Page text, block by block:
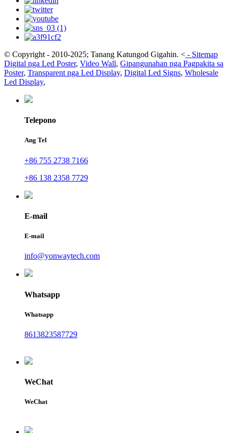
© Copyright - 2010-2025; Tanang Katungod Gigahin. < - Sitemap
Digital nga Led Poster, Video Wall, Gipangunahan nga Pagpakita sa
Poster, Transparent nga Led Display, Digital Led Signs, Wholesale
Led Display,
Telepono
Ang Tel
+86 755 2738 7166
+86 138 2358 7729
E-mail
E-mail
info@yonwaytech.com
Whatsapp
Whatsapp
8613823587729
WeChat
WeChat